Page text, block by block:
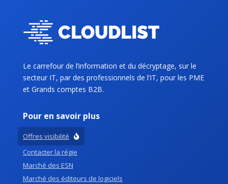
Le carrefour de l’information et du décryptage, sur le
secteur IT, par des professionnels de l’IT, pour les PME
et Grands comptes B2B.
Pour en savoir plus
Offres visibilité
Contacter la régie
Marché des ESN
Marché des éditeurs de logiciels